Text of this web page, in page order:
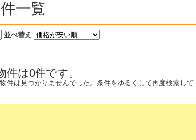
一覧
並べ替え
件は0件です。
件は見つかりませんでした。条件をゆるくして再度検索して